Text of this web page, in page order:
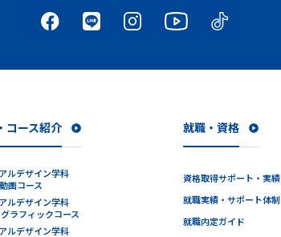
コース紹介
ルデザイン学科
画コース
ルデザイン学科
ラフィックコース
ルデザイン学科
就職・資格
資格取得サポート・実績
就職実績・サポート体制
就職内定ガイド